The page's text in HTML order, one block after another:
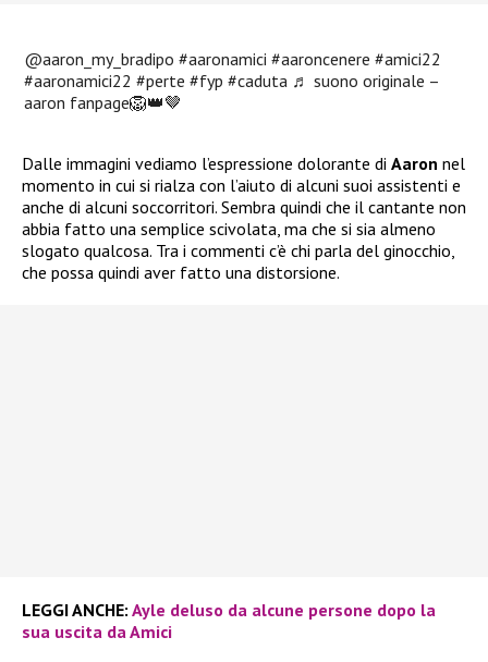
@aaron_my_bradipo #aaronamici #aaroncenere #amici22
#aaronamici22 #perte #fyp #caduta ♬ suono originale –
aaron fanpage🦁👑🤎
Dalle immagini vediamo l’espressione dolorante di Aaron nel
momento in cui si rialza con l’aiuto di alcuni suoi assistenti e
anche di alcuni soccorritori. Sembra quindi che il cantante non
abbia fatto una semplice scivolata, ma che si sia almeno
slogato qualcosa. Tra i commenti c’è chi parla del ginocchio,
che possa quindi aver fatto una distorsione.
LEGGI ANCHE: Ayle deluso da alcune persone dopo la
sua uscita da Amici